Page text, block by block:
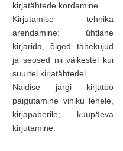
kirjatähtede kordamine.
Kirjutamise tehnika
arendamine: ühtlane
kirjarida, õiged tähekujud
ja seosed nii väikestel kui
suurtel kirjatähtedel.
Näidise järgi kirjatöö
paigutamine vihiku lehele,
kirjapaberile; kuupäeva
kirjutamine.